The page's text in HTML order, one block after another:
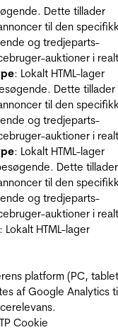
Dette tillader
til den
og tredjeparts-
auktioner i
: Lokalt HTML-lager
Dette tillader
til den
og tredjeparts-
auktioner i
: Lokalt HTML-lager
Dette tillader
til den
og tredjeparts-
auktioner i
: Lokalt HTML-lager
platform (PC,
af Google Analytics
Cookie